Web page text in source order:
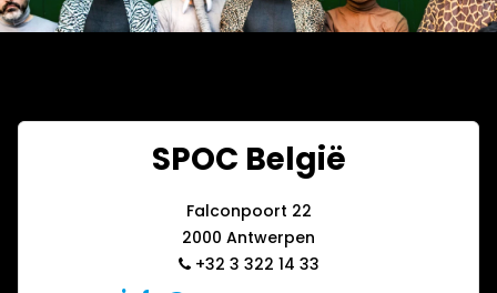
SPOC België
Falconpoort 22
2000 Antwerpen
+32 3 322 14 33